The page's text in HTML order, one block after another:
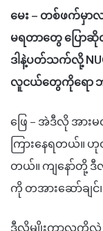
မေး – တစ်ဖက်မှ
မရတာတွေ ပြောဆို
ဒါနဲ့ပတ်သက်လို့
လူငယ်တွေကိုရော ဘ
ဖြေ – အဲဒီလို အာ
ကြားနေရတယ်။
တယ်။ ကျနော်တို့
ကို တအားဆော်ချ
ဒီလိုမျိုးကာလကိုလဲ